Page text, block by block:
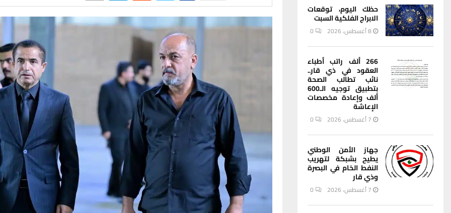
حظك اليوم، توقعات
الابراج الفلكية السبت
8 أغسطس، 2026 0
266 ألف راتب أطباء
العقود في ذي قار..
نائب تطالب الصحة
بتطبيق توجيه الـ600
ألف وإعادة مخصصات
الإعاشة
7 أغسطس، 2026 0
جهاز الأمن الوطني
يطيح بشبكة لتهريب
النفط الخام في البصرة
وذي قار
7 أغسطس، 2026 0